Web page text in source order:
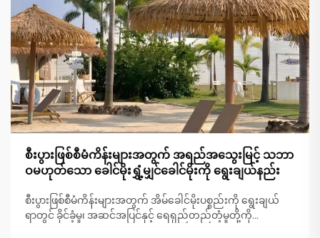
စီးပွားဖြစ်စီမံကိန်းများအတွက် အရည်အသွေးမြင့် သဘာ
ဝမဟုတ်သော ခေါင်မိုးရွှံ့မျှင်ခေါင်မိုးကို ရွေးချယ်နည်း
စီးပွားဖြစ်စီမံကိန်းများအတွက် အိမ်ခေါင်မိုးပစ္စည်းကို ရွေးချယ်
ရာတွင် ခိုင်ခံ့မှု၊ အဆင်အပြင်နှင့် ရေရှည်တည်တံ့မှုတို့ကို